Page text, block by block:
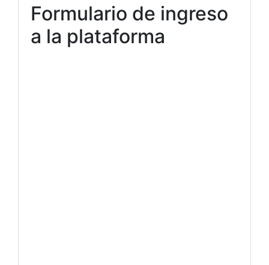
Formulario de ingreso
a la plataforma